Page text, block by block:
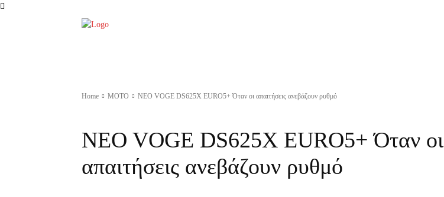
Home MOTO NEO VOGE DS625X EURO5+ Όταν οι απαιτήσεις ανεβάζουν ρυθμό
NEO VOGE DS625X EURO5+ Όταν οι
απαιτήσεις ανεβάζουν ρυθμό